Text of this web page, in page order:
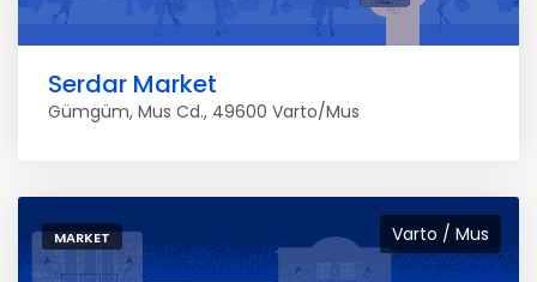
Serdar Market
Gümgüm, Mus Cd., 49600 Varto/Mus
Varto / Mus
MARKET